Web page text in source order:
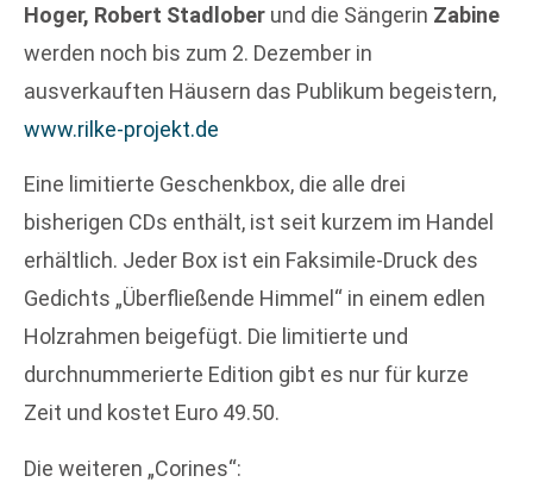
Hoger, Robert Stadlober und die Sängerin Zabine
werden noch bis zum 2. Dezember in
ausverkauften Häusern das Publikum begeistern,
www.rilke-projekt.de
Eine limitierte Geschenkbox, die alle drei
bisherigen CDs enthält, ist seit kurzem im Handel
erhältlich. Jeder Box ist ein Faksimile-Druck des
Gedichts „Überfließende Himmel“ in einem edlen
Holzrahmen beigefügt. Die limitierte und
durchnummerierte Edition gibt es nur für kurze
Zeit und kostet Euro 49.50.
Die weiteren „Corines“: